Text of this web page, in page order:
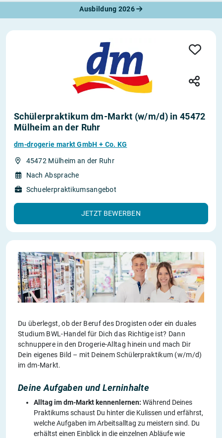
Ausbildung 2026
Schülerpraktikum dm-Markt (w/m/d) in 45472
Mülheim an der Ruhr
dm-drogerie markt GmbH + Co. KG
45472 Mülheim an der Ruhr
Nach Absprache
Schuelerpraktikumsangebot
JETZT BEWERBEN
Du überlegst, ob der Beruf des Drogisten oder ein duales
Studium BWL-Handel für Dich das Richtige ist? Dann
schnuppere in den Drogerie-Alltag hinein und mach Dir
Dein eigenes Bild – mit Deinem Schülerpraktikum (w/m/d)
im dm-Markt.
Deine Aufgaben und Lerninhalte
Alltag im dm-Markt kennenlernen: Während Deines
Praktikums schaust Du hinter die Kulissen und erfährst,
welche Aufgaben im Arbeitsalltag zu meistern sind. Du
erhältst einen Einblick in die einzelnen Abläufe wie